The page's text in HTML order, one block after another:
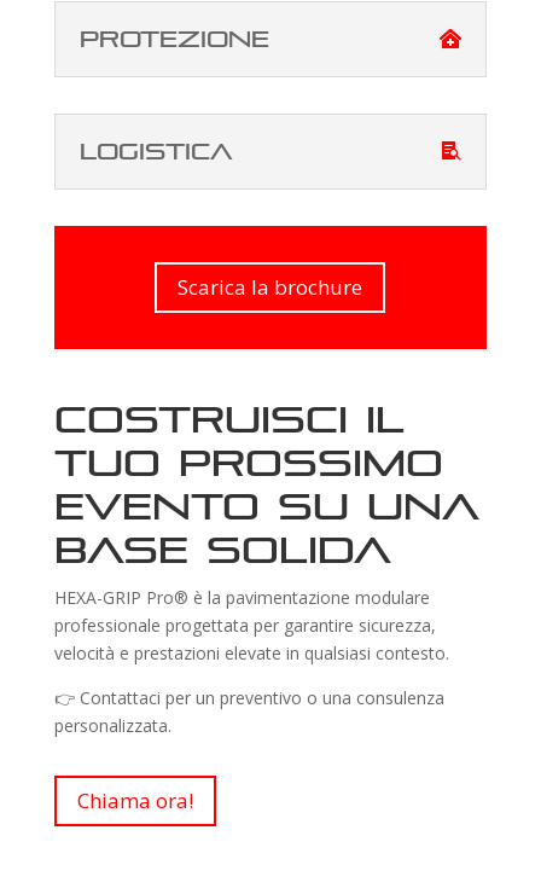
protezione
logistica
Scarica la brochure
Costruisci il
tuo prossimo
evento su una
base solida
HEXA-GRIP Pro® è la pavimentazione modulare
professionale progettata per garantire sicurezza,
velocità e prestazioni elevate in qualsiasi contesto.
👉 Contattaci per un preventivo o una consulenza
personalizzata.
Chiama ora!